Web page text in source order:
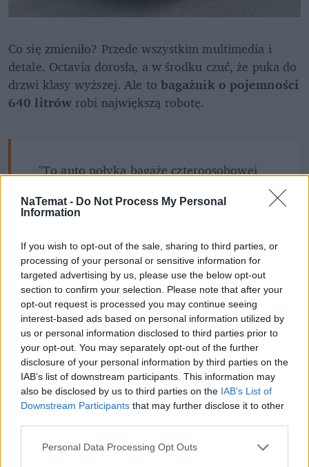
NaTemat - Do Not Process My Personal
Information
If you wish to opt-out of the sale, sharing to third parties, or
processing of your personal or sensitive information for
targeted advertising by us, please use the below opt-out
section to confirm your selection. Please note that after your
opt-out request is processed you may continue seeing
interest-based ads based on personal information utilized by
us or personal information disclosed to third parties prior to
your opt-out. You may separately opt-out of the further
disclosure of your personal information by third parties on the
IAB’s list of downstream participants. This information may
also be disclosed by us to third parties on the IAB’s List of
Downstream Participants that may further disclose it to other
Personal Data Processing Opt Outs
Co się zmieniło? Przede wszystkim multimedia i
detale. Octavia dorosła, a w środku czuć, że puka do
drzwi klasy wyższej. Ale to bagażnik o pojemności
640 litrów robi największą robotę.
"To auto połyka bagaże czteroosobowej
chodzi o relację ceny do oferowanej
lidze" – pisaliśmy.
REKLAMA